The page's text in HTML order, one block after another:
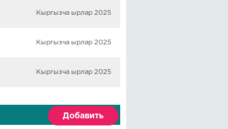
Кыргызча ырлар 2025
Кыргызча ырлар 2025
Кыргызча ырлар 2025
Добавить